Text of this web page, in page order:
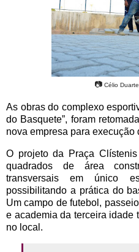
📷 Célio
As obras do complexo
do Basquete”, foram r
nova empresa para execução
O projeto da Praça
quadrados de área
transversais em único
possibilitando a prática do
Um campo de futebol,
e academia da terceira idade
no local.